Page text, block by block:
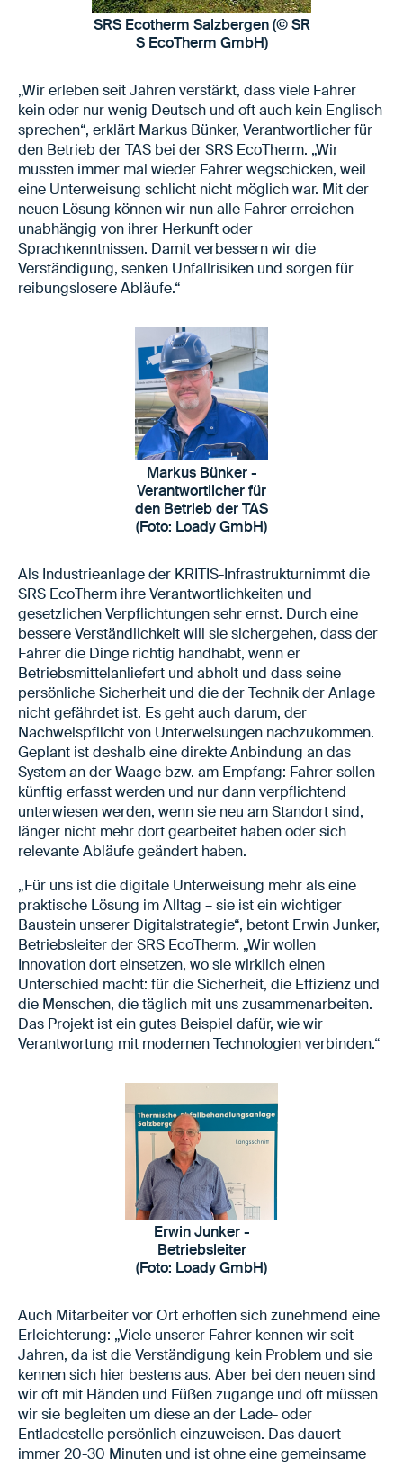
SRS Ecotherm Salzbergen (©SR
SEcoTherm GmbH)
„Wir erleben seit Jahren verstärkt, dass viele Fahrer
kein oder nur wenig Deutsch und oft auch kein Englisch
sprechen“, erklärt Markus Bünker, Verantwortlicher für
den Betrieb der TAS bei der SRS EcoTherm. „Wir
mussten immer mal wieder Fahrer wegschicken, weil
eine Unterweisung schlicht nicht möglich war. Mit der
neuen Lösung können wir nun alle Fahrer erreichen –
unabhängig von ihrer Herkunft oder
Sprachkenntnissen. Damit verbessern wir die
Verständigung, senken Unfallrisiken und sorgen für
reibungslosere Abläufe.“
Markus Bünker -
Verantwortlicher für
den Betrieb der TAS
(Foto: Loady GmbH)
Als Industrieanlage der KRITIS-Infrastrukturnimmt die
SRS EcoTherm ihre Verantwortlichkeiten und
gesetzlichen Verpflichtungen sehr ernst. Durch eine
bessere Verständlichkeit will sie sichergehen, dass der
Fahrer die Dinge richtig handhabt, wenn er
Betriebsmittelanliefert und abholt und dass seine
persönliche Sicherheit und die der Technik der Anlage
nicht gefährdet ist. Es geht auch darum, der
Nachweispflicht von Unterweisungen nachzukommen.
Geplant ist deshalb eine direkte Anbindung an das
System an der Waage bzw. am Empfang: Fahrer sollen
künftig erfasst werden und nur dann verpflichtend
unterwiesen werden, wenn sie neu am Standort sind,
länger nicht mehr dort gearbeitet haben oder sich
relevante Abläufe geändert haben.
„Für uns ist die digitale Unterweisung mehr als eine
praktische Lösung im Alltag – sie ist ein wichtiger
Baustein unserer Digitalstrategie“, betont Erwin Junker,
Betriebsleiter der SRS EcoTherm. „Wir wollen
Innovation dort einsetzen, wo sie wirklich einen
Unterschied macht: für die Sicherheit, die Effizienz und
die Menschen, die täglich mit uns zusammenarbeiten.
Das Projekt ist ein gutes Beispiel dafür, wie wir
Verantwortung mit modernen Technologien verbinden.“
Erwin Junker -
Betriebsleiter
(Foto: Loady GmbH)
Auch Mitarbeiter vor Ort erhoffen sich zunehmend eine
Erleichterung: „Viele unserer Fahrer kennen wir seit
Jahren, da ist die Verständigung kein Problem und sie
kennen sich hier bestens aus. Aber bei den neuen sind
wir oft mit Händen und Füßen zugange und oft müssen
wir sie begleiten um diese an der Lade- oder
Entladestelle persönlich einzuweisen. Das dauert
immer 20-30 Minuten und ist ohne eine gemeinsame